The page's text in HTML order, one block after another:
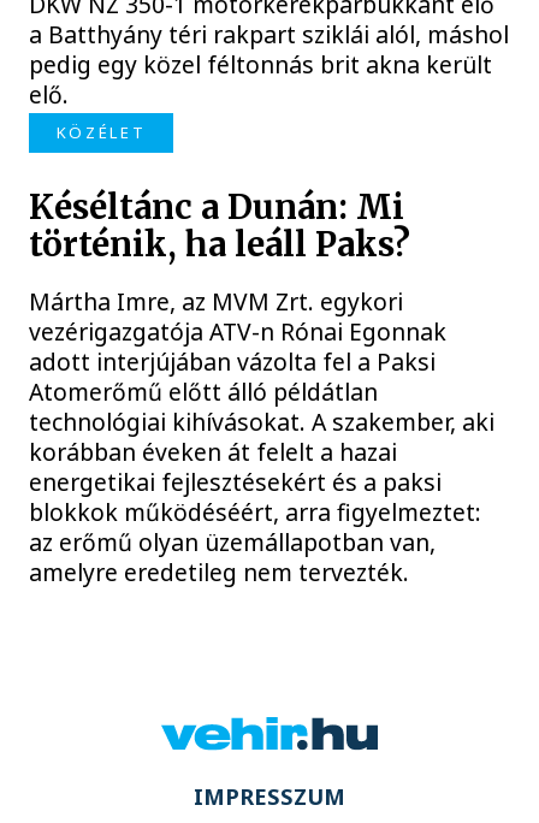
a Batthyány téri rakpart sziklái alól, máshol
pedig egy közel féltonnás brit akna került
elő.
KÖZÉLET
Késéltánc a Dunán: Mi
történik, ha leáll Paks?
Mártha Imre, az MVM Zrt. egykori
vezérigazgatója ATV-n Rónai Egonnak
adott interjújában vázolta fel a Paksi
Atomerőmű előtt álló példátlan
technológiai kihívásokat. A szakember, aki
korábban éveken át felelt a hazai
energetikai fejlesztésekért és a paksi
blokkok működéséért, arra figyelmeztet:
az erőmű olyan üzemállapotban van,
amelyre eredetileg nem tervezték.
IMPRESSZUM